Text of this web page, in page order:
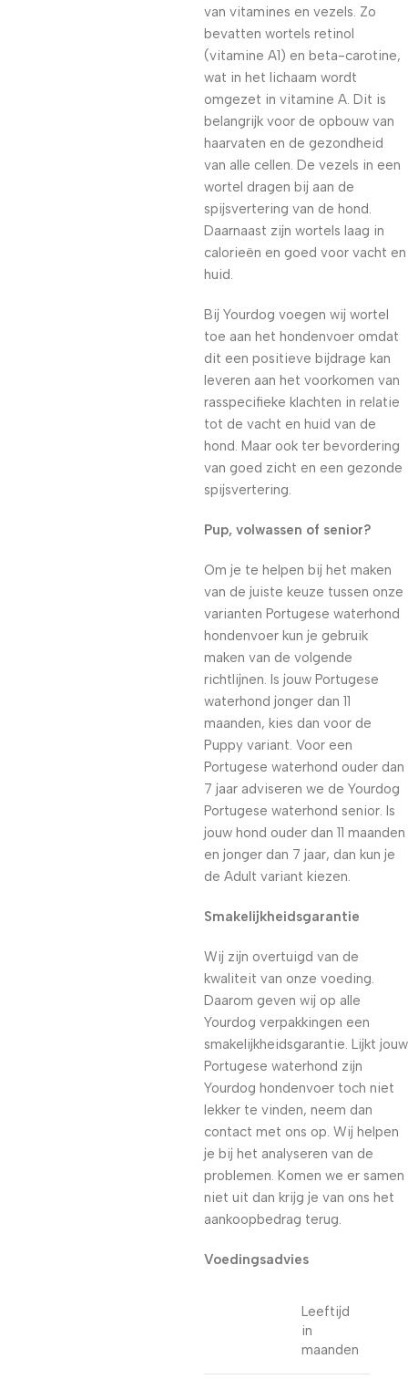
van vitamines en vezels. Zo
bevatten wortels retinol
(vitamine A1) en beta-carotine,
wat in het lichaam wordt
omgezet in vitamine A. Dit is
belangrijk voor de opbouw van
haarvaten en de gezondheid
van alle cellen. De vezels in een
wortel dragen bij aan de
spijsvertering van de hond.
Daarnaast zijn wortels laag in
calorieën en goed voor vacht en
huid.
Bij Yourdog voegen wij wortel
toe aan het hondenvoer omdat
dit een positieve bijdrage kan
leveren aan het voorkomen van
rasspecifieke klachten in relatie
tot de vacht en huid van de
hond. Maar ook ter bevordering
van goed zicht en een gezonde
spijsvertering.
Pup, volwassen of senior?
Om je te helpen bij het maken
van de juiste keuze tussen onze
varianten Portugese waterhond
hondenvoer kun je gebruik
maken van de volgende
richtlijnen. Is jouw Portugese
waterhond jonger dan 11
maanden, kies dan voor de
Puppy variant. Voor een
Portugese waterhond ouder dan
7 jaar adviseren we de Yourdog
Portugese waterhond senior. Is
jouw hond ouder dan 11 maanden
en jonger dan 7 jaar, dan kun je
de Adult variant kiezen.
Smakelijkheidsgarantie
Wij zijn overtuigd van de
kwaliteit van onze voeding.
Daarom geven wij op alle
Yourdog verpakkingen een
smakelijkheidsgarantie. Lijkt jouw
Portugese waterhond zijn
Yourdog hondenvoer toch niet
lekker te vinden, neem dan
contact met ons op. Wij helpen
je bij het analyseren van de
problemen. Komen we er samen
niet uit dan krijg je van ons het
aankoopbedrag terug.
Voedingsadvies
Leeftijd
in
maanden